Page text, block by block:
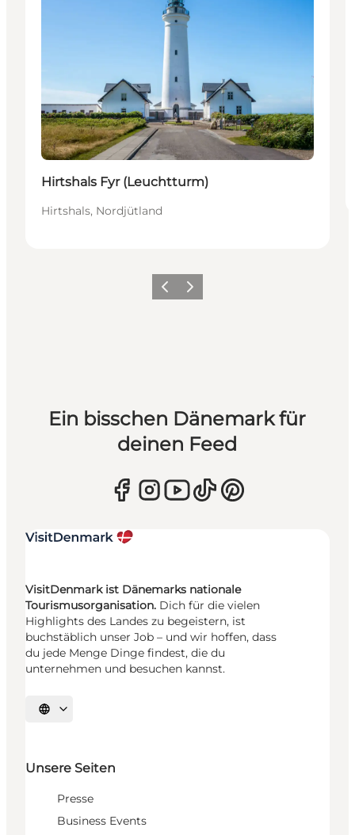
Hirtshals Fyr (Leuchtturm)
Hirtshals, Nordjütland
ZurückWeiter
Ein bisschen Dänemark für
deinen Feed
VisitDenmark ist Dänemarks nationale
Tourismusorganisation. Dich für die vielen
Highlights des Landes zu begeistern, ist
buchstäblich unser Job – und wir hoffen, dass
du jede Menge Dinge findest, die du
unternehmen und besuchen kannst.
Sprache auswählen
Unsere Seiten
Presse
Business Events